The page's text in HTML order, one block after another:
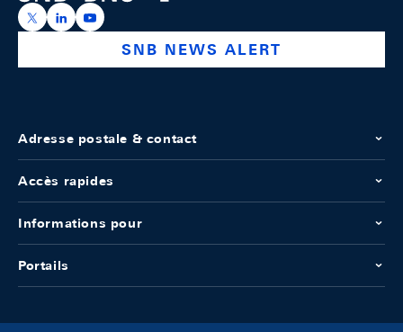
https://x.com/snb_bns
https://ch.linkedin.com/company/swiss-national-
https://www.youtube.com/@swissnationalbank
SNB NEWS ALERT
Adresse postale & contact
Accès rapides
Informations pour
Portails